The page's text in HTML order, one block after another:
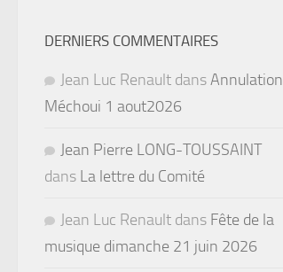
DERNIERS COMMENTAIRES
Jean Luc Renault dansAnnulation
Méchoui 1 aout2026
Jean Pierre LONG-TOUSSAINT
dans La lettre du Comité
Jean Luc Renault dans Fête de la
musique dimanche 21 juin 2026